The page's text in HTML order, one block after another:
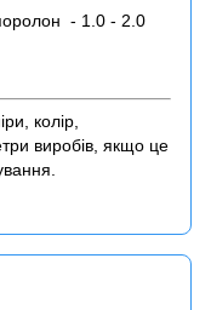
- 1.0 - 2.0
колір,
виробів, якщо це